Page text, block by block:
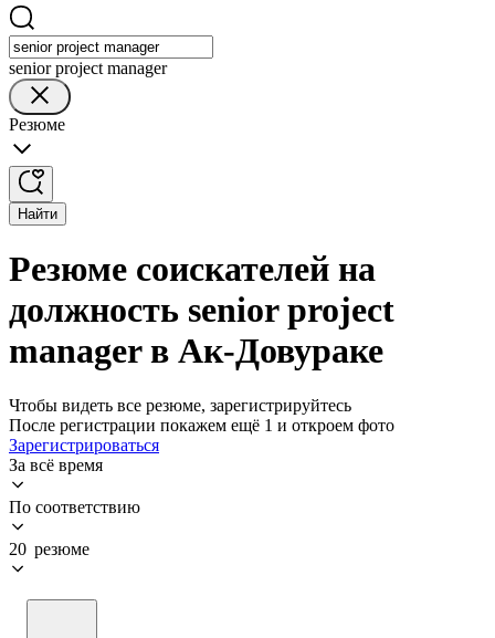
senior project manager
Резюме
Найти
Резюме соискателей на
должность senior project
manager в Ак-Довураке
Чтобы видеть все резюме, зарегистрируйтесь
После регистрации покажем ещё 1 и откроем фото
Зарегистрироваться
За всё время
По соответствию
20 резюме